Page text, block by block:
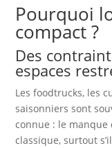
Pourquoi
compact ?
Des
espaces
Les foodtrucks, les
saisonniers sont
connue : le manque
classique, surtout